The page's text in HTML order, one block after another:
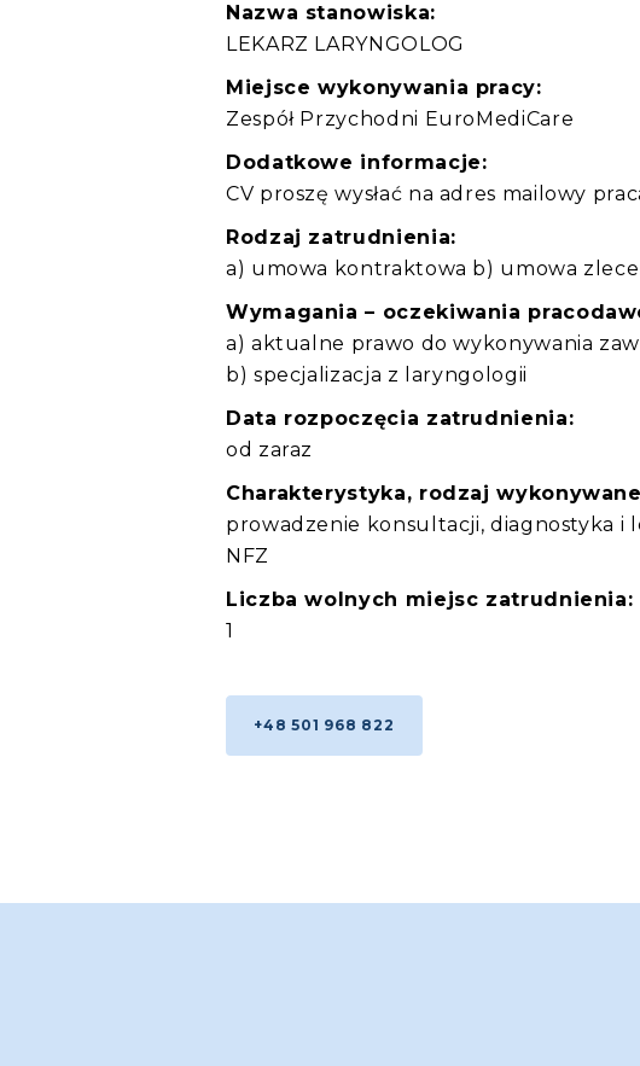
Nazwa stanowiska:
LEKARZ LARYNGOLOG
Miejsce wykonywania pracy:
Zespół Przychodni EuroMediCare
Dodatkowe informacje:
CV proszę wysłać na adres mailowy
Rodzaj zatrudnienia:
a) umowa kontraktowa b) umowa
Wymagania – oczekiwania
a) aktualne prawo do wykonywania
b) specjalizacja z laryngologii
Data rozpoczęcia zatrudnienia:
od zaraz
Charakterystyka, rodzaj
prowadzenie konsultacji, diagnostyka i
NFZ
Liczba wolnych miejsc zatrudnienia:
1
+48 501 968 822